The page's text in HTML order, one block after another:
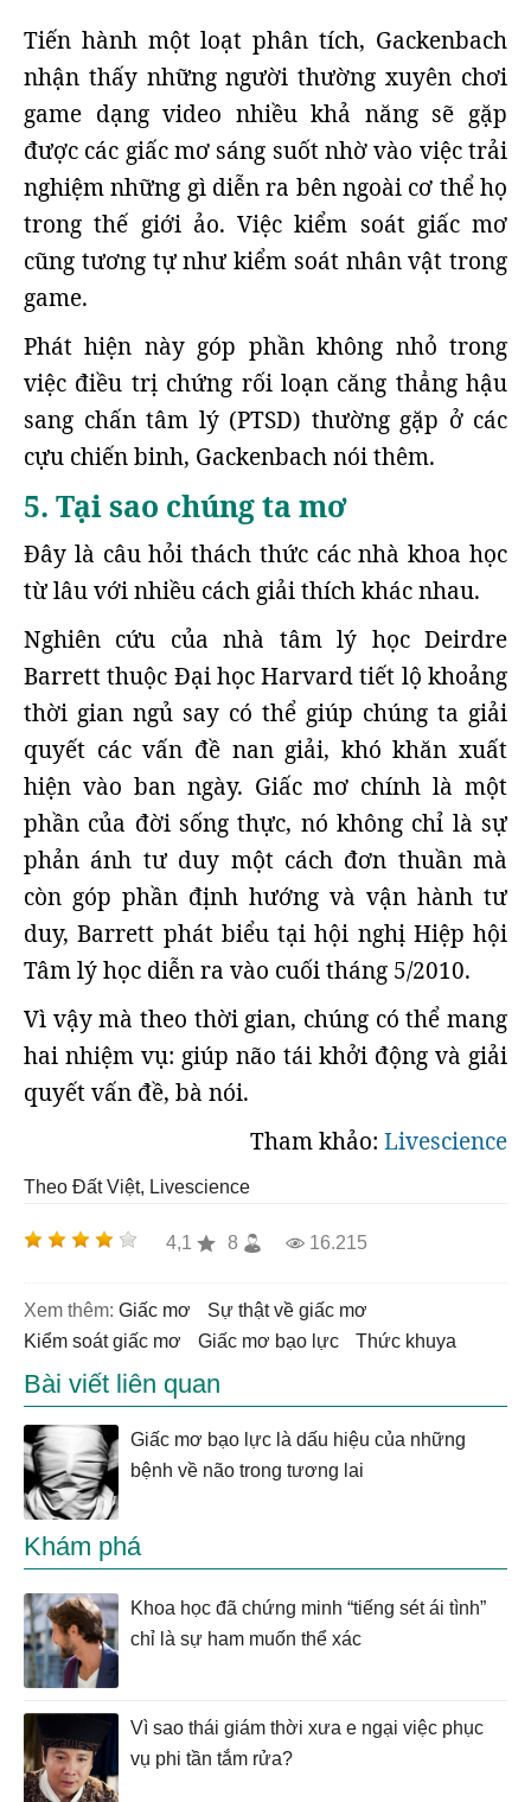
Tiến hành một loạt phân tích, Gackenbach
nhận thấy những người thường xuyên chơi
game dạng video nhiều khả năng sẽ gặp
được các giấc mơ sáng suốt nhờ vào việc trải
nghiệm những gì diễn ra bên ngoài cơ thể họ
trong thế giới ảo. Việc kiểm soát giấc mơ
cũng tương tự như kiểm soát nhân vật trong
game.
Phát hiện này góp phần không nhỏ trong
việc điều trị chứng rối loạn căng thẳng hậu
sang chấn tâm lý (PTSD) thường gặp ở các
cựu chiến binh, Gackenbach nói thêm.
5. Tại sao chúng ta mơ
Đây là câu hỏi thách thức các nhà khoa học
từ lâu với nhiều cách giải thích khác nhau.
Nghiên cứu của nhà tâm lý học Deirdre
Barrett thuộc Đại học Harvard tiết lộ khoảng
thời gian ngủ say có thể giúp chúng ta giải
quyết các vấn đề nan giải, khó khăn xuất
hiện vào ban ngày. Giấc mơ chính là một
phần của đời sống thực, nó không chỉ là sự
phản ánh tư duy một cách đơn thuần mà
còn góp phần định hướng và vận hành tư
duy, Barrett phát biểu tại hội nghị Hiệp hội
Tâm lý học diễn ra vào cuối tháng 5/2010.
Vì vậy mà theo thời gian, chúng có thể mang
hai nhiệm vụ: giúp não tái khởi động và giải
quyết vấn đề, bà nói.
Tham khảo: Livescience
Theo Đất Việt, Livescience
4,1 8 16.215
Xem thêm: giấc mơ
sự thật về giấc mơ
kiểm soát giấc mơ
giấc mơ bạo lực thức khuya
Bài viết liên quan
Giấc mơ bạo lực là dấu hiệu của những
bệnh về não trong tương lai
Khám phá
Khoa học đã chứng minh “tiếng sét ái tình”
chỉ là sự ham muốn thể xác
Vì sao thái giám thời xưa e ngại việc phục
vụ phi tần tắm rửa?